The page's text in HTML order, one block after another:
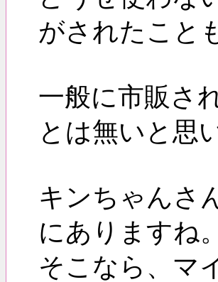
がされたこと
一般に市販さ
とは無いと思
キンちゃんさ
にありますね。
そこなら、マ